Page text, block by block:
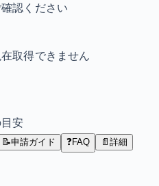
認ください
取得できません
安
📝申請ガイド ❓FAQ 📄 詳細